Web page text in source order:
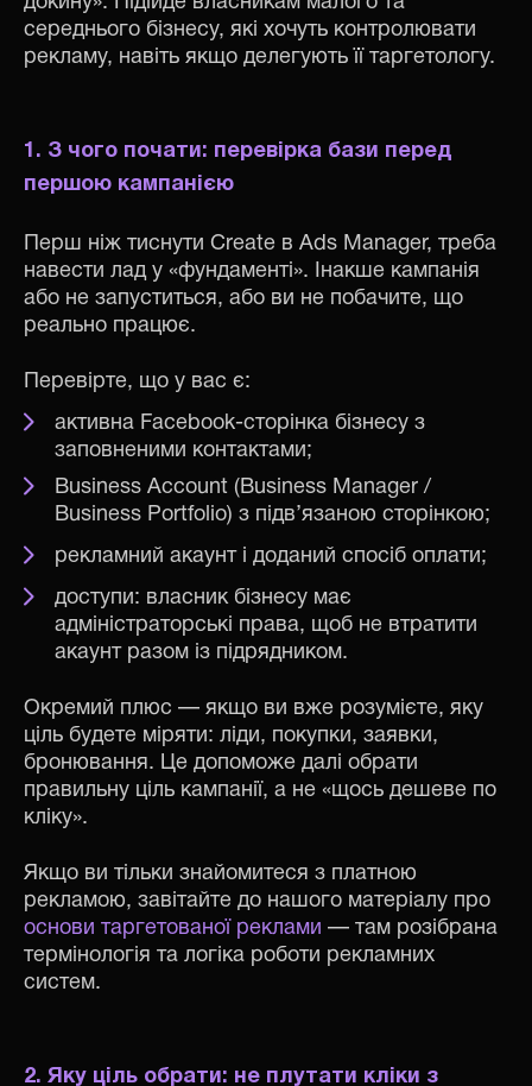
середнього бізнесу, які хочуть контролювати
рекламу, навіть якщо делегують її таргетологу.
1. З чого почати: перевірка бази перед
першою кампанією
Перш ніж тиснути Create в Ads Manager, треба
навести лад у «фундаменті». Інакше кампанія
або не запуститься, або ви не побачите, що
реально працює.
Перевірте, що у вас є:
активна Facebook-сторінка бізнесу з
заповненими контактами;
Business Account (Business Manager /
Business Portfolio) з підв’язаною сторінкою;
рекламний акаунт і доданий спосіб оплати;
доступи: власник бізнесу має
адміністраторські права, щоб не втратити
акаунт разом із підрядником.
Окремий плюс — якщо ви вже розумієте, яку
ціль будете міряти: ліди, покупки, заявки,
бронювання. Це допоможе далі обрати
правильну ціль кампанії, а не «щось дешеве по
кліку».
Якщо ви тільки знайомитеся з платною
рекламою, завітайте до нашого матеріалу про
основи таргетованої реклами — там розібрана
термінологія та логіка роботи рекламних
систем.
2. Яку ціль обрати: не плутати кліки з